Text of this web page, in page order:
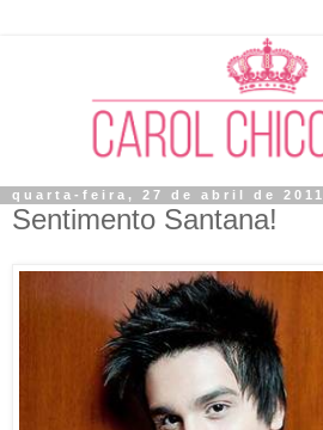
quarta-feira, 27 de abril de 2011
Sentimento Santana!